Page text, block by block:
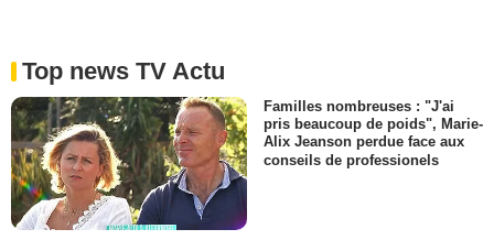
Top news TV Actu
Familles nombreuses : "J'ai
pris beaucoup de poids", Marie-
Alix Jeanson perdue face aux
conseils de professionels